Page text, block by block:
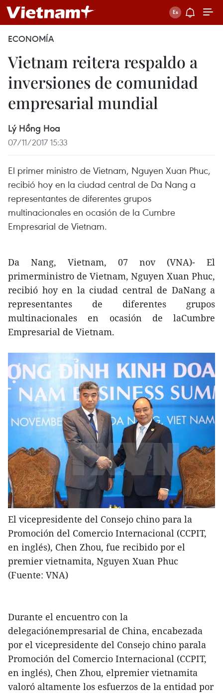
ECONOMÍA
Vietnam reitera respaldo a
inversiones de comunidad
empresarial mundial
Lý Hồng Hoa
07/11/2017 15:33
El primer ministro de Vietnam, Nguyen Xuan Phuc,
recibió hoy en la ciudad central de Da Nang a
representantes de diferentes grupos
multinacionales en ocasión de la Cumbre
Empresarial de Vietnam.
Da Nang, Vietnam, 07 nov (VNA)- El
primerministro de Vietnam, Nguyen Xuan Phuc,
recibió hoy en la ciudad central de DaNang a
representantes de diferentes grupos
multinacionales en ocasión de laCumbre
Empresarial de Vietnam.
El vicepresidente del Consejo chino para la
Promoción del Comercio Internacional (CCPIT,
en inglés), Chen Zhou, fue recibido por el
premier vietnamita, Nguyen Xuan Phuc
(Fuente: VNA)
Durante el encuentro con la
delegaciónempresarial de China, encabezada
por el vicepresidente del Consejo chino parala
Promoción del Comercio Internacional (CCPIT,
en inglés), Chen Zhou, elpremier vietnamita
valoró altamente los esfuerzos de la entidad por